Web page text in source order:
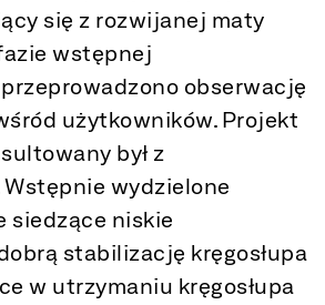
się z rozwijanej maty
wstępnej
obserwację
użytkowników. Projekt
był z
wydzielone
siedzące niskie
stabilizację kręgosłupa
w utrzymaniu kręgosłupa